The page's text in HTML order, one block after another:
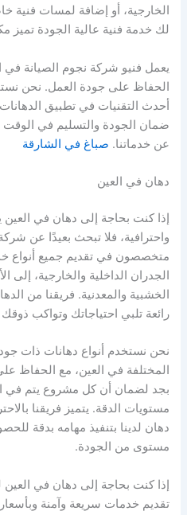
الخارجية، أو إضافة لمسات فنية
لك خدمة فنية عالية الجودة تميز
يعمل فنيو شركة نجوم الصيانة في
الحفاظ على جودة العمل. نحن
أحدث التقنيات في تطبيق
ضمان الجودة والتسليم في الوقت
عن خدماتنا. صباغ في الشارقة
دهان في العين
إذا كنت بحاجة إلى دهان في
واحترافية، فلا تبحث بعيدًا عن
متخصصون في تقديم جميع أنواع
الجدران الداخلية والخارجية،
الخشبية والمعدنية. فريقنا من
رائعة تلبي احتياجاتك وتواكب
نحن نستخدم أنواع دهانات ذات
المختلفة في العين، مع الحفاظ
بجد لضمان أن كل مشروع يتم في
مستويات الدقة. يتميز فريقنا
دهان لدينا بتنفيذ مهامه بدقة
مستوى من الجودة.
إذا كنت بحاجة إلى دهان في العين
تقديم خدمات سريعة وآمنة